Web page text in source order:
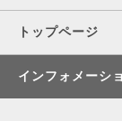
トップページ
インフォメーシ